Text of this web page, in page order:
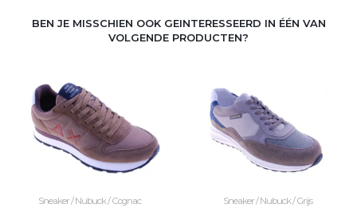
BEN JE MISSCHIEN OOK GEINTERESSEERD IN ÉÉN VAN
VOLGENDE PRODUCTEN?
Sneaker / Nubuck / Cognac
Sneaker / Nubuck / Grijs